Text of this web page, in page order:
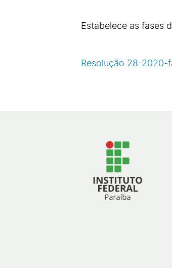
Estabelece as fases
Resolução 28-2020-